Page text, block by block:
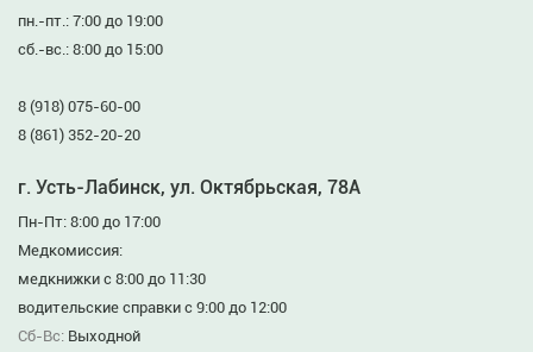
пн.-пт.: 7:00 до 19:00
сб.-вс.: 8:00 до 15:00
8 (918) 075-60-00
8 (861) 352-20-20
г. Усть-Лабинск, ул. Октябрьская, 78А
Пн-Пт: 8:00 до 17:00
Медкомиссия:
медкнижки с 8:00 до 11:30
водительские справки с 9:00 до 12:00
Сб-Вс: Выходной